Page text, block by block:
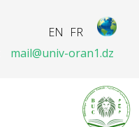
FR
EN
mail@univ-oran1.dz